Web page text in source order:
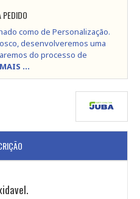
PEDIDO
como de Personalização.
desenvolveremos uma
do processo de
...